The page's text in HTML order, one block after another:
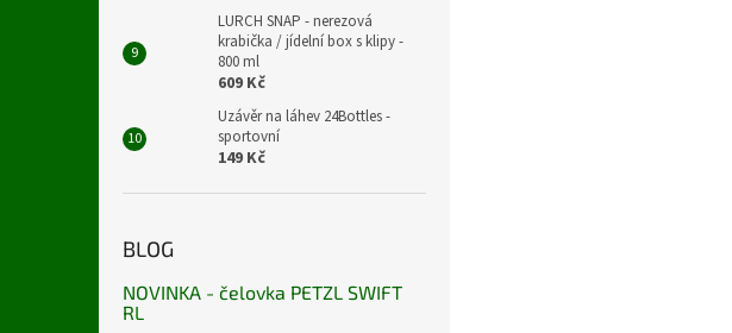
LURCH SNAP - nerezová
krabička / jídelní box s klipy -
800 ml
609 Kč
Uzávěr na láhev 24Bottles -
sportovní
149 Kč
BLOG
NOVINKA - čelovka PETZL SWIFT
RL